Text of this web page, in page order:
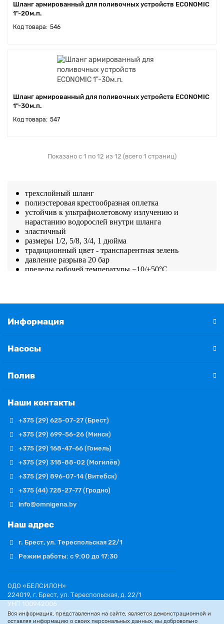
Шланг армированный для поливочных устройств ECONOMIC
1"-20м.п.
546
Шланг армированный для поливочных устройств ECONOMIC
1"-30м.п.
547
Показано с 1 по 12 из 12 (всего 1 страниц)
трехслойный шланг
полиэстеровая крестообразная оплетка
устойчив к ультрафиолетовому излучению и
нарастанию водорослей внутри шланга
эластичный
размеры 1/2, 5/8, 3/4, 1 дюйма
традиционный цвет - транспарентная зелень
давление разрыва 20 бар
пределы рабочей температуры −10/+50°С
Вся информация, представленная на сайте, является демонстрационной и
оставляя информацию о своих персональных данных, вы добровольно
Информация
Насосы
Полив
Наши контакты
+375 (29) 625-07-27 (Брест)
+375 (29) 699-56-26 (Минск)
+375 (29) 168-47-66 (Гомель)
+375 (29) 318-88-02 (Могилёв)
+375 (29) 896-07-14 (Витебск)
+375 (44) 728-27-77 (Гродно)
info@omnigena.by
Наш адрес
г. Брест, ул. Тереспольская 22/1
Режим работы: с 9:00 до 17:30
ОДО «БЕЛСИЛОН»
224019, г. Брест, ул. Тереспольская, д. 22/1
УНП 100942006
© 2006-2026 ОДО "БЕЛСИЛОН". Все права защищены.